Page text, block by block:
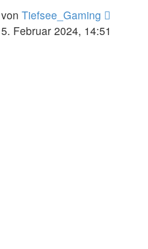
von Tiefsee_Gaming
5. Februar 2024, 14:51